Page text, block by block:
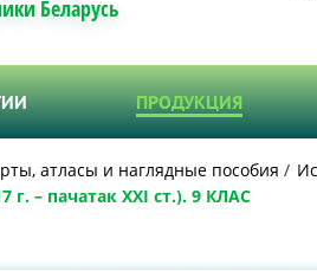
Беларусь
ПРОДУКЦИЯ
атласы и наглядные пособия
– пачатак ХХІ ст.). 9 КЛАС